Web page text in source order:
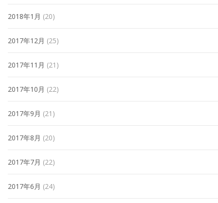
2018年1月 (20)
2017年12月 (25)
2017年11月 (21)
2017年10月 (22)
2017年9月 (21)
2017年8月 (20)
2017年7月 (22)
2017年6月 (24)